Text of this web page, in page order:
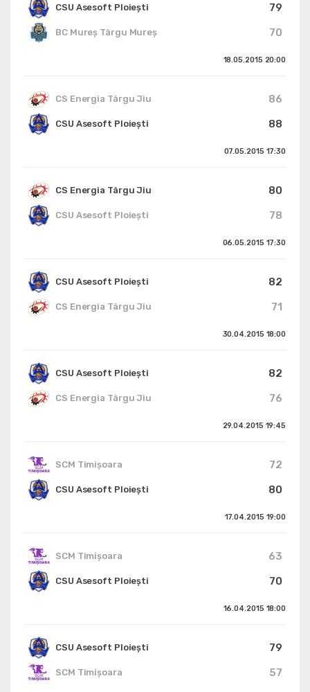
CSU Asesoft Ploiești
79
70
BC Mureș Târgu Mureș
18.05.2015 20:00
CS Energia Târgu Jiu
86
88
CSU Asesoft Ploiești
07.05.2015 17:30
CS Energia Târgu Jiu
80
78
CSU Asesoft Ploiești
06.05.2015 17:30
CSU Asesoft Ploiești
82
71
CS Energia Târgu Jiu
30.04.2015 18:00
CSU Asesoft Ploiești
82
76
CS Energia Târgu Jiu
29.04.2015 19:45
SCM Timișoara
72
80
CSU Asesoft Ploiești
17.04.2015 19:00
SCM Timișoara
63
70
CSU Asesoft Ploiești
16.04.2015 18:00
CSU Asesoft Ploiești
79
57
SCM Timișoara